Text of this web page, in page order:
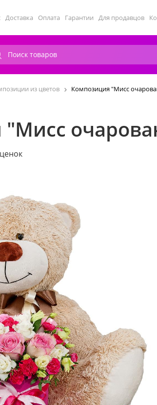
Доставка Оплата Гарантии Для продавцов
из цветов Композиция "Мисс